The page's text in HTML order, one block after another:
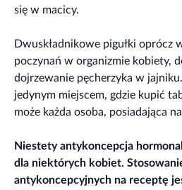
się w macicy.
Dwuskładnikowe pigułki oprócz
poczynań w organizmie kobiety,
dojrzewanie pęcherzyka w
jedynym miejscem, gdzie kupić
może każda osoba, posiadająca
Niestety antykoncepcja
dla niektórych kobiet.
antykoncepcyjnych na receptę